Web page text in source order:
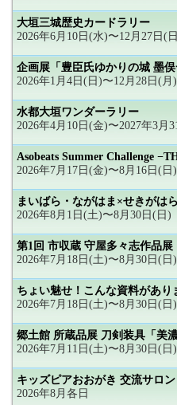
大垣三城歴史カードラリー
2026年6月10日(水)〜12月27日(
企画展「豊臣氏ゆかりの城 墨俣
2026年1月4日(日)〜12月28日(月
水都大垣ワンダーラリー
2026年4月10日(金)〜2027年3月
Asobeats Summer Challenge
2026年7月17日(金)〜8月16日(日
まいばら・ながはま×せきがは
2026年8月1日(土)〜8月30日(日)
第1回 市収蔵 守屋多々志作品展
2026年7月18日(土)〜8月30日(日
ちょい魅せ！こんな資料があり
2026年7月18日(土)〜8月30日(日
郷土館 所蔵品展 刀剣装具「美
2026年7月11日(土)〜8月30日(日
キッズピアおおがき 交流サロ
2026年8月各日